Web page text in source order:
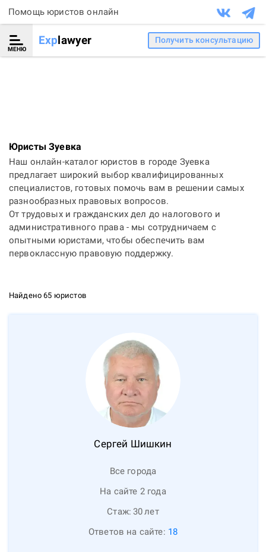
Помощь юристов онлайн
МЕНЮ
Explawyer Получить консультацию
Юристы Зуевка
Наш онлайн-каталог юристов в городе Зуевка
предлагает широкий выбор квалифицированных
специалистов, готовых помочь вам в решении самых
разнообразных правовых вопросов.
От трудовых и гражданских дел до налогового и
административного права - мы сотрудничаем с
опытными юристами, чтобы обеспечить вам
первоклассную правовую поддержку.
Найдено 65 юристов
Сергей Шишкин
Все города
На сайте 2 года
Стаж: 30лет
Ответов на сайте: 18